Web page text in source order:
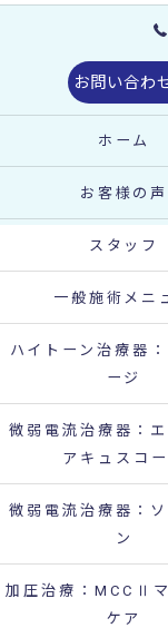
お問い合わ
ホーム
お客様の声
スタッフ
一般施術メニ
ハイトーン治療器
ージ
微弱電流治療器：
アキュスコ
微弱電流治療器：
ン
加圧治療：MCCⅡ
ケア